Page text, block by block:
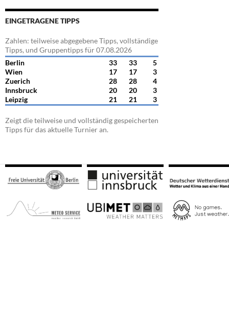
EINGETRAGENE TIPPS
Zahlen: teilweise abgegebene Tipps, vollständige
Tipps, und Gruppentipps für 07.08.2026
Berlin
33 33
5
Wien
17 17
3
Zuerich
28 28
4
Innsbruck
20 20
3
Leipzig
21 21 3
Zeigt die teilweise und vollständig gespeicherten
Tipps für das aktuelle Turnier an.